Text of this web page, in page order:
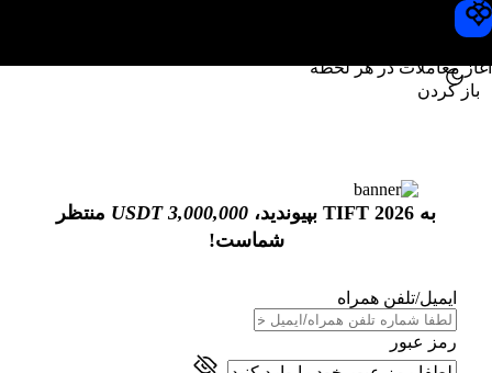
آغاز معاملات در هر لحظه
باز کردن
به TIFT 2026 بپیوندید، 3,000,000 USDT
منتظر
شماست!
ایمیل/تلفن همراه
رمز عبور